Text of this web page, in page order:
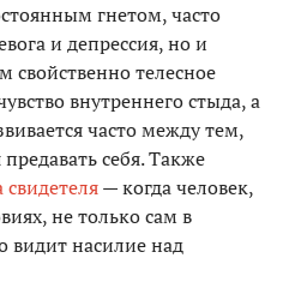
гнетом, часто
и депрессия, но и
свойственно телесное
внутреннего стыда, а
часто между тем,
себя. Также
свидетеля— когда человек,
не только сам в
видит насилие над